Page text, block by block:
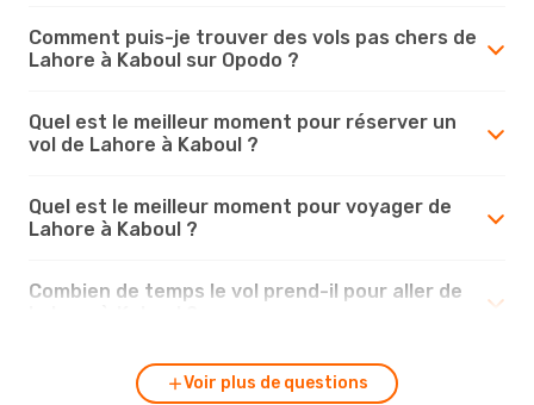
Comment puis-je trouver des vols pas chers de
Lahore à Kaboul sur Opodo ?
Quel est le meilleur moment pour réserver un
vol de Lahore à Kaboul ?
Quel est le meilleur moment pour voyager de
Lahore à Kaboul ?
Combien de temps le vol prend-il pour aller de
Voir plus de questions